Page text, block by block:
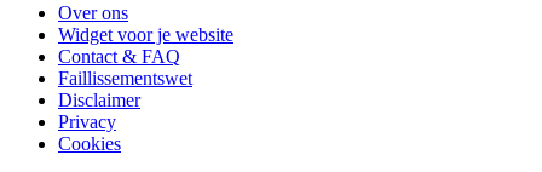
Over ons
Widget voor je website
Contact & FAQ
Faillissementswet
Disclaimer
Privacy
Cookies